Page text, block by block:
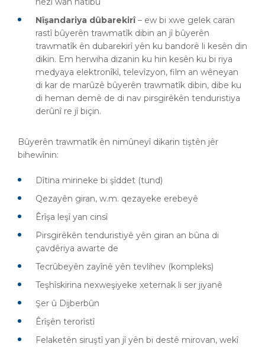
Nîşandariya dûbarekirî– ew bi xwe gelek caran
rastî bûyerên trawmatîk dibin an jî bûyerên
trawmatîk ên dubarekirî yên ku bandorê li kesên din
dikin. Em herwiha dizanin ku hin kesên ku bi riya
medyaya elektronîkî, televîzyon, film an wêneyan
di kar de marûzê bûyerên trawmatîk dibin, dibe ku
di heman demê de di nav pirsgirêkên tenduristiya
derûnî re jî biçin.
Bûyerên trawmatîk ên nimûneyî dikarin tiştên jêr
bihewînin:
Dîtina mirineke bi şîddet (tund)
Qezayên giran, w.m. qezayeke erebeyê
Êrîşa leşî yan cinsî
Pirsgirêkên tenduristiyê yên giran an bûna di
çavdêriya awarte de
Tecrûbeyên zayînê yên tevlihev (kompleks)
Teşhîskirina nexweşiyeke xeternak li ser jiyanê
Şer û Dijberbûn
Êrîşên terorîstî
Felaketên siruştî yan jî yên bi destê mirovan, wekî